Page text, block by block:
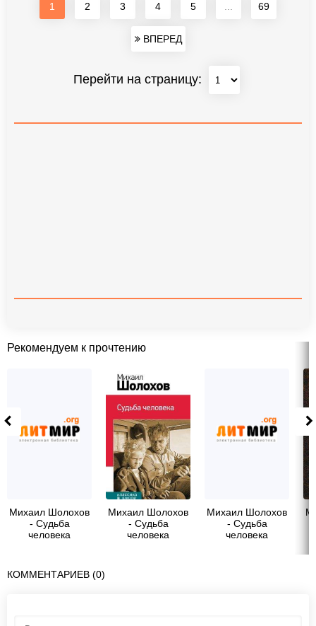
1 2 3 4 5 69
ВПЕРЕД
Перейти на страницу:
Рекомендуем к прочтению
Михаил Шолохов
- Судьба
человека
Михаил Шолохов
- Судьба
человека
Михаил Шолохов
- Судьба
человека
КОММЕНТАРИЕВ (0)